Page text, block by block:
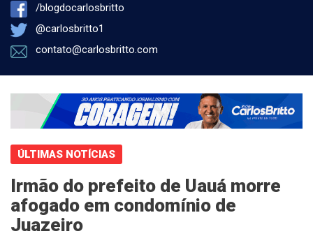
/blogdocarlosbritto
@carlosbritto1
contato@carlosbritto.com
ÚLTIMAS NOTÍCIAS
Irmão do prefeito de Uauá morre
afogado em condomínio de
Juazeiro